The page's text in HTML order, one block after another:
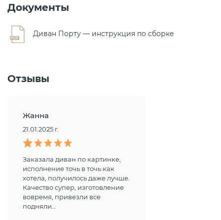
Документы
Диван Порту — инструкция по сборке
Отзывы
Жанна
21.01.2025 г.
Заказала диван по картинке,
исполнение точь в точь как
хотела, получилось даже лучше.
Качество супер, изготовление
вовремя, привезли все
подняли…